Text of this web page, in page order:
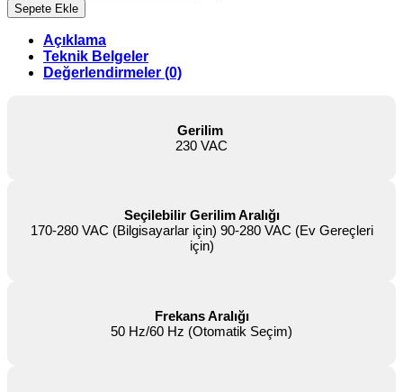
5MP60
5kW
MPPT
60A
Şarj
Sepete Ekle
Açıklama
Teknik Belgeler
Değerlendirmeler (0)
Gerilim
230 VAC
Seçilebilir Gerilim Aralığı
170-280 VAC (Bilgisayarlar için) 90-280 VAC (Ev Gereçleri
için)
Frekans Aralığı
50 Hz/60 Hz (Otomatik Seçim)